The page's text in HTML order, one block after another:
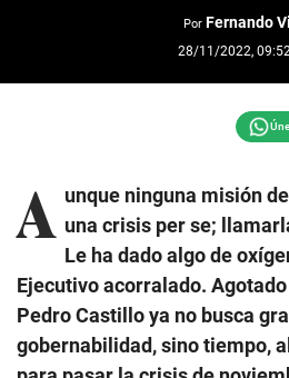
Por Fernando
28/11/2022,
A unque ninguna misión
una crisis per se;
Le ha dado algo de
Ejecutivo acorralado.
Pedro Castillo ya no busca
gobernabilidad, sino tiempo,